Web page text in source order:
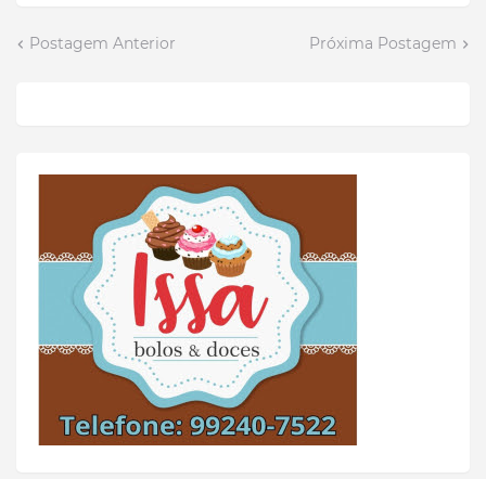
Postagem Anterior Próxima Postagem